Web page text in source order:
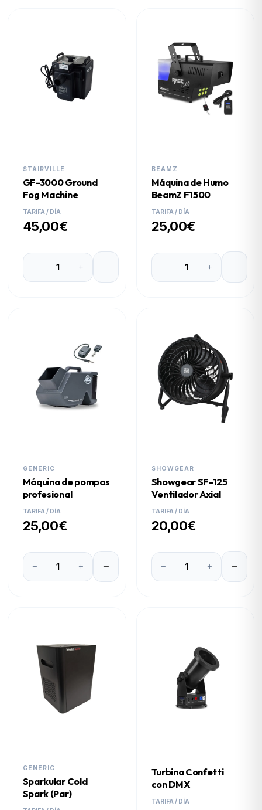
STAIRVILLE
GF-3000 Ground
Fog Machine
TARIFA / DÍA
45,00€
BEAMZ
Máquina de Humo
BeamZ F1500
TARIFA / DÍA
25,00€
GENERIC
Máquina de pompas
profesional
TARIFA / DÍA
25,00€
SHOWGEAR
Showgear SF-125
Ventilador Axial
TARIFA / DÍA
20,00€
GENERIC
Sparkular Cold
Spark (Par)
Turbina Confetti
con DMX
TARIFA / DÍA